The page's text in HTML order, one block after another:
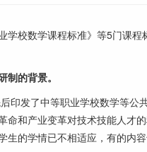
学校数学课程标准》等5门课
制的背景。
发了中等职业学校数学等公
命和产业变革对技术技能人才
的学情已不相适应，有的内容